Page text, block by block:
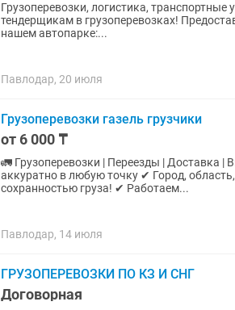
Грузоперевозки, логистика,
тендерщикам в грузоперевозках!
нашем автопарке:...
Павлодар, 20 июля
Грузоперевозки газель грузчики
от 6 000 ₸
🚛 Грузоперевозки | Переезды | Доставка | Вывоз мусора 📦
аккуратно в любую точку ✔ Город,
сохранностью груза! ✔ Работаем...
Павлодар, 14 июля
ГРУЗОПЕРЕВОЗКИ ПО КЗ И СНГ
Договорная